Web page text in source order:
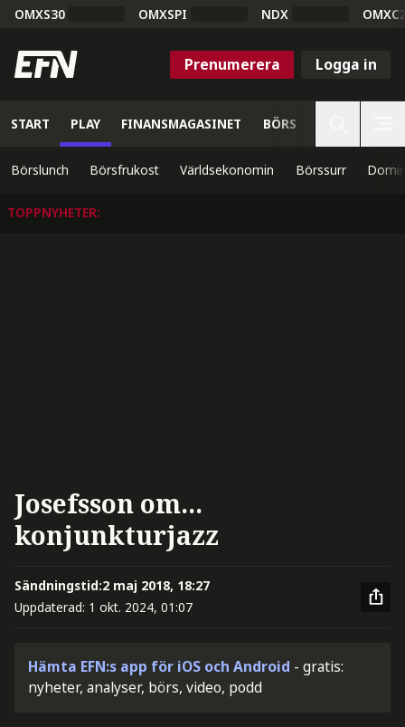
OMXS30 OMXSPI NDX
Prenumerera Logga in
START PLAY FINANSMAGASINET BÖRS
Börslunch Börsfrukost Världsekonomin Börssurr
TOPPNYHETER:
Josefsson om...
konjunkturjazz
Sändningstid:2 maj 2018, 18:27
Uppdaterad: 1 okt. 2024, 01:07
Hämta EFN:s app för iOS och Android - gratis:
nyheter, analyser, börs, video, podd